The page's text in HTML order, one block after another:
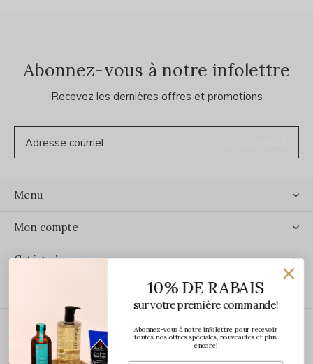
Abonnez-vous à notre infolettre
Recevez les dernières offres et promotions
Menu
Mon compte
Catégories
ÉCRIVEZ-NOUS
10% DE RABAIS
sur votre première commande!
Abonnez-vous à notre infolettre pour recevoir
toutes nos offres spéciales, nouveautés et plus
encore!